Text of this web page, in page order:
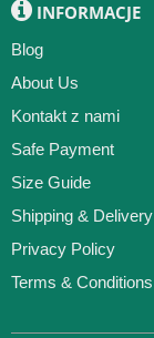
INFORMACJE
Blog
About Us
Kontakt z nami
Safe Payment
Size Guide
Shipping & Delivery
Privacy Policy
Terms & Conditions